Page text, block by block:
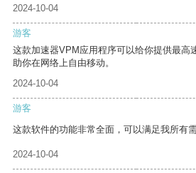
2024-10-04
游客
这款加速器VPM应用程序可以给你提供最高
助你在网络上自由移动。
2024-10-04
游客
这款软件的功能非常全面，可以满足我所有需
2024-10-04